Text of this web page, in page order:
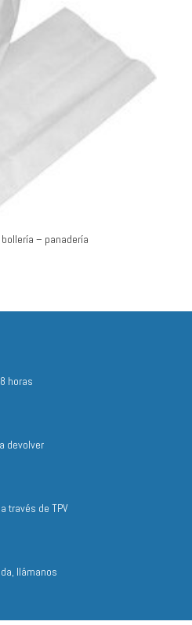
– panadería
horas
devolver
través de TPV
llámanos